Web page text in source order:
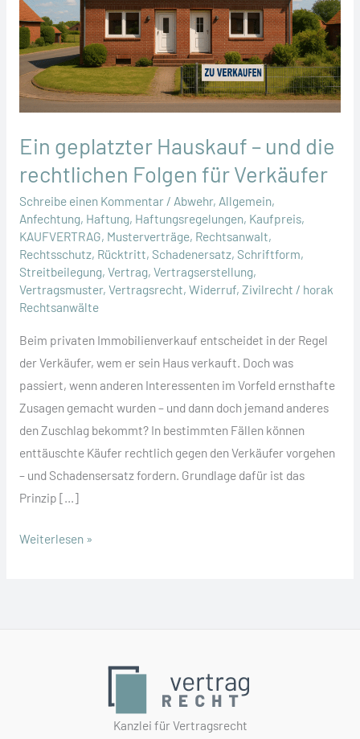
Ein geplatzter Hauskauf – und die
rechtlichen Folgen für Verkäufer
Schreibe einen Kommentar / Abwehr, Allgemein,
Anfechtung, Haftung, Haftungsregelungen, Kaufpreis,
KAUFVERTRAG, Musterverträge, Rechtsanwalt,
Rechtsschutz, Rücktritt, Schadenersatz, Schriftform,
Streitbeilegung, Vertrag, Vertragserstellung,
Vertragsmuster, Vertragsrecht, Widerruf, Zivilrecht / horak
Rechtsanwälte
Beim privaten Immobilienverkauf entscheidet in der Regel
der Verkäufer, wem er sein Haus verkauft. Doch was
passiert, wenn anderen Interessenten im Vorfeld ernsthafte
Zusagen gemacht wurden – und dann doch jemand anderes
den Zuschlag bekommt? In bestimmten Fällen können
enttäuschte Käufer rechtlich gegen den Verkäufer vorgehen
– und Schadensersatz fordern. Grundlage dafür ist das
Prinzip […]
Ein
Weiterlesen »
Kanzlei für Vertragsrecht